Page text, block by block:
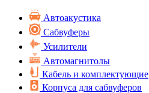
Автоакустика
Сабвуферы
Усилители
Автомагнитолы
Кабель и комплектующие
Корпуса для сабвуферов